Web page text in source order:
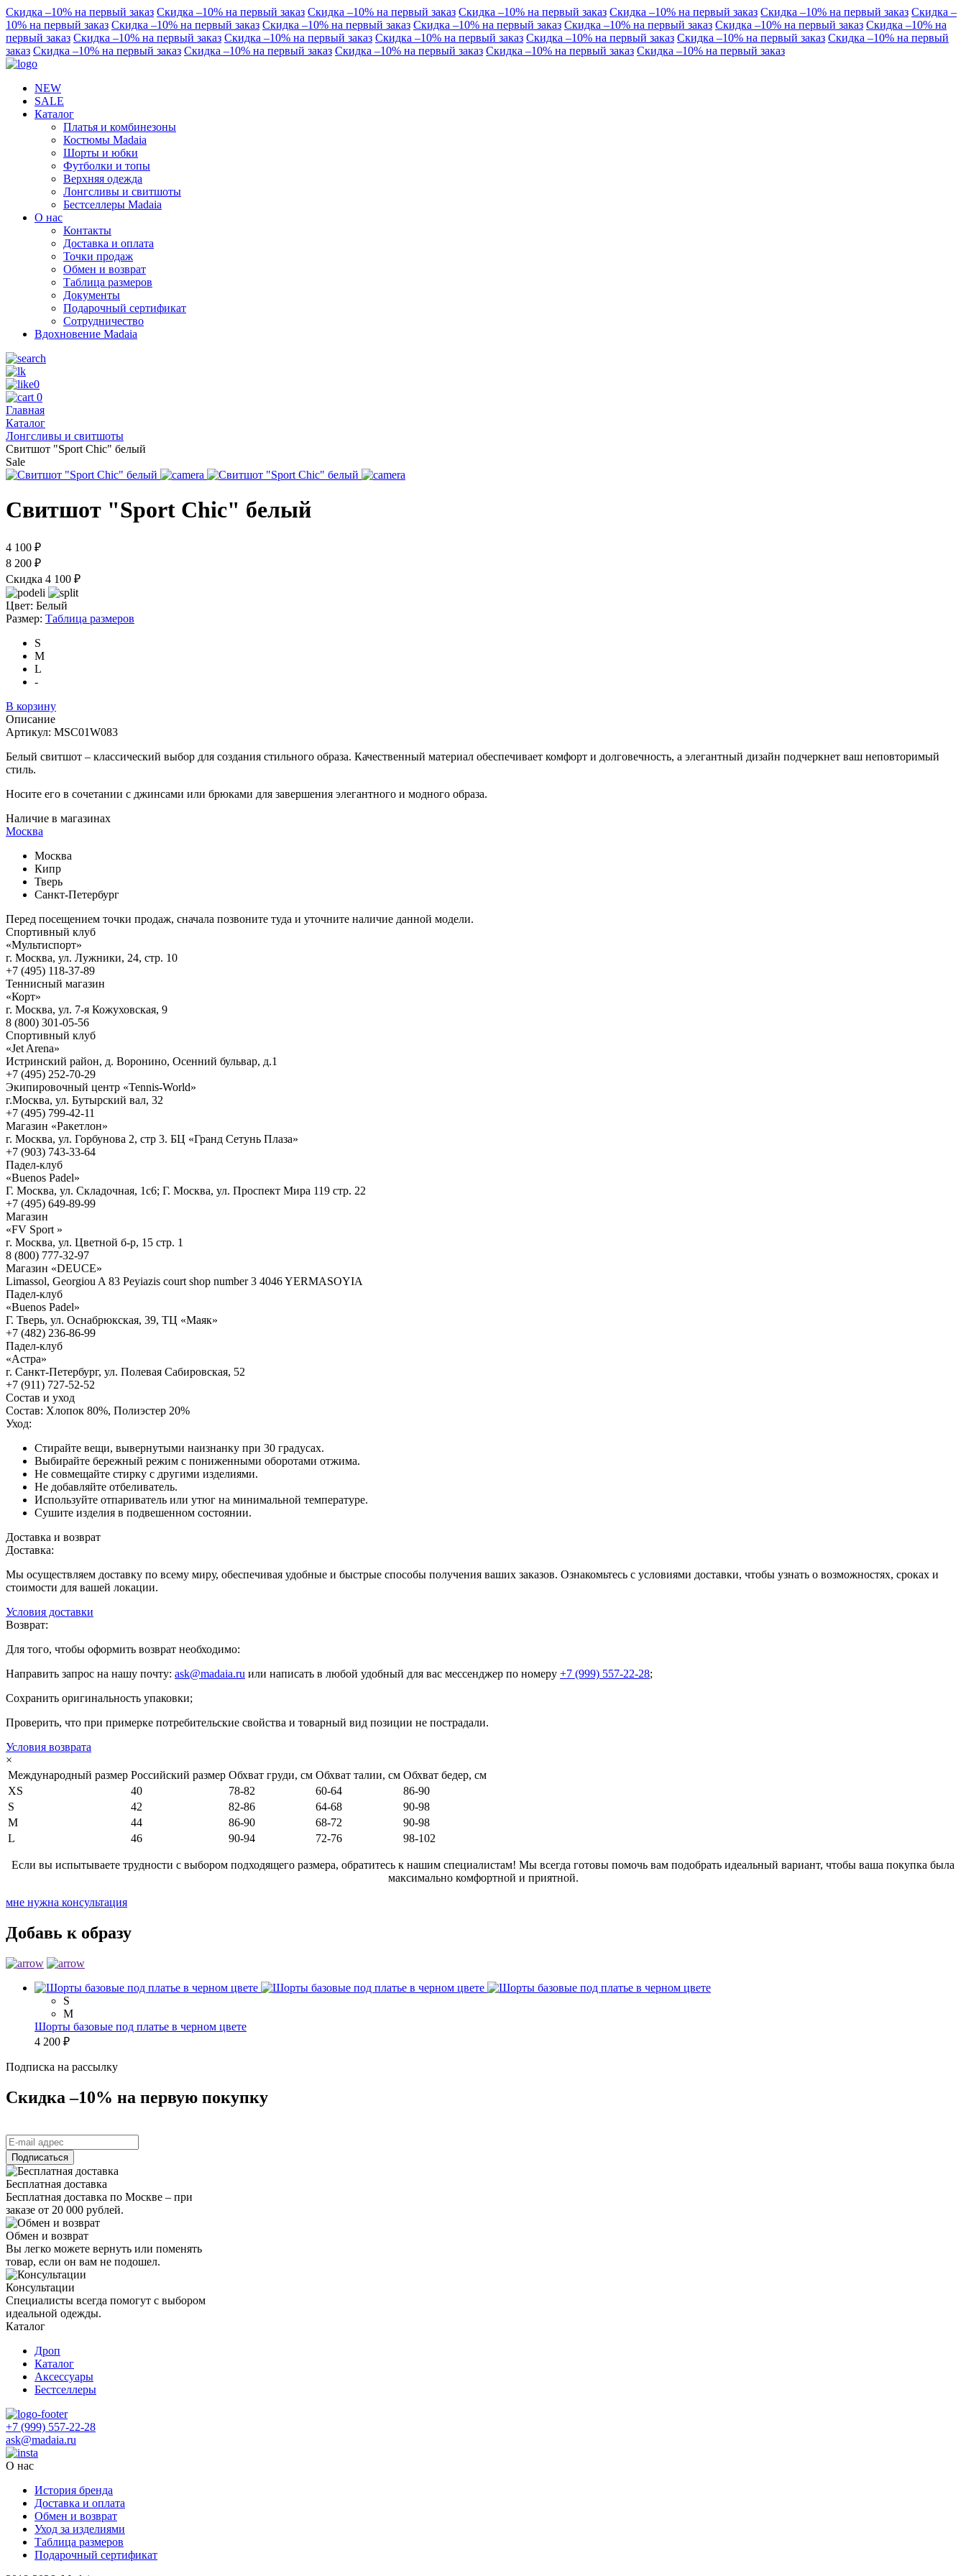
Скидка –10% на первый заказ Скидка –10% на первый заказ Скидка –10% на первый заказ Скидка –10% на первый заказ Скидка –10% на первый заказ Скидка –10% на первый заказ Скидка –
10% на первый заказ Скидка –10% на первый заказ Скидка –10% на первый заказ Скидка –10% на первый заказ Скидка –10% на первый заказ Скидка –10% на первый заказ Скидка –10% на
первый заказ Скидка –10% на первый заказ Скидка –10% на первый заказ Скидка –10% на первый заказ Скидка –10% на первый заказ Скидка –10% на первый заказ Скидка –10% на первый
заказ Скидка –10% на первый заказ Скидка –10% на первый заказ Скидка –10% на первый заказ Скидка –10% на первый заказ Скидка –10% на первый заказ
NEW
SALE
Каталог
Платья и комбинезоны
Костюмы Madaia
Шорты и юбки
Футболки и топы
Верхняя одежда
Лонгсливы и свитшоты
Бестселлеры Madaia
О нас
Контакты
Доставка и оплата
Точки продаж
Обмен и возврат
Таблица размеров
Документы
Подарочный сертификат
Сотрудничество
Вдохновение Madaia
0
0
Главная
Каталог
Лонгсливы и свитшоты
Свитшот "Sport Chic" белый
Sale
Свитшот "Sport Chic" белый
4 100 ₽
8 200 ₽
Скидка 4 100 ₽
Цвет: Белый
Размер: Таблица размеров
S
M
L
-
В корзину
Описание
Артикул: MSC01W083
Белый свитшот – классический выбор для создания стильного образа. Качественный материал обеспечивает комфорт и долговечность, а элегантный дизайн подчеркнет ваш неповторимый
стиль.
Носите его в сочетании с джинсами или брюками для завершения элегантного и модного образа.
Наличие в магазинах
Москва
Москва
Кипр
Тверь
Санкт-Петербург
Перед посещением точки продаж, сначала позвоните туда и уточните наличие данной модели.
Спортивный клуб
«Мультиспорт»
г. Москва, ул. Лужники, 24, стр. 10
+7 (495) 118-37-89
Теннисный магазин
«Корт»
г. Москва, ул. 7-я Кожуховская, 9
8 (800) 301-05-56
Спортивный клуб
«Jet Arena»
Истринский район, д. Воронино, Осенний бульвар, д.1
+7 (495) 252-70-29
Экипировочный центр «Tennis-World»
г.Москва, ул. Бутырский вал, 32
+7 (495) 799-42-11
Магазин «Ракетлон»
г. Москва, ул. Горбунова 2, стр 3. БЦ «Гранд Сетунь Плаза»
+7 (903) 743-33-64
Падел-клуб
«Buenos Padel»
Г. Москва, ул. Складочная, 1с6; Г. Москва, ул. Проспект Мира 119 стр. 22
+7 (495) 649-89-99
Магазин
«FV Sport »
г. Москва, ул. Цветной б-р, 15 стр. 1
8 (800) 777-32-97
Магазин «DEUCE»
Limassol, Georgiou A 83 Peyiazis court shop number 3 4046 YERMASOYIA
Падел-клуб
«Buenos Padel»
Г. Тверь, ул. Оснабрюкская, 39, ТЦ «Маяк»
+7 (482) 236-86-99
Падел-клуб
«Астра»
г. Санкт-Петербург, ул. Полевая Сабировская, 52
+7 (911) 727-52-52
Состав и уход
Состав: Хлопок 80%, Полиэстер 20%
Уход:
Стирайте вещи, вывернутыми наизнанку при 30 градусах.
Выбирайте бережный режим с пониженными оборотами отжима.
Не совмещайте стирку с другими изделиями.
Не добавляйте отбеливатель.
Используйте отпариватель или утюг на минимальной температуре.
Сушите изделия в подвешенном состоянии.
Доставка и возврат
Доставка:
Мы осуществляем доставку по всему миру, обеспечивая удобные и быстрые способы получения ваших заказов. Ознакомьтесь с условиями доставки, чтобы узнать о возможностях, сроках и
стоимости для вашей локации.
Условия доставки
Возврат:
Для того, чтобы оформить возврат необходимо:
Направить запрос на нашу почту: ask@madaia.ru или написать в любой удобный для вас мессенджер по номеру +7 (999) 557-22-28;
Сохранить оригинальность упаковки;
Проверить, что при примерке потребительские свойства и товарный вид позиции не пострадали.
Условия возврата
×
Международный размер Российский размер Обхват груди, см Обхват талии, см Обхват бедер, см
XS
40 78-82 60-64
86-90
S
42 82-86 64-68
90-98
M
44 86-90 68-72
90-98
L
46 90-94 72-76 98-102
Если вы испытываете трудности с выбором подходящего размера, обратитесь к нашим специалистам! Мы всегда готовы помочь вам подобрать идеальный вариант, чтобы ваша покупка была
максимально комфортной и приятной.
мне нужна консультация
Добавь к образу
S
M
Шорты базовые под платье в черном цвете
4 200 ₽
Подписка на рассылку
Скидка –10% на первую покупку
Бесплатная доставка
Бесплатная доставка по Москве – при
заказе от 20 000 рублей.
Обмен и возврат
Вы легко можете вернуть или поменять
товар, если он вам не подошел.
Консультации
Специалисты всегда помогут с выбором
идеальной одежды.
Каталог
Дроп
Каталог
Аксессуары
Бестселлеры
+7 (999) 557-22-28
ask@madaia.ru
О нас
История бренда
Доставка и оплата
Обмен и возврат
Уход за изделиями
Таблица размеров
Подарочный сертификат